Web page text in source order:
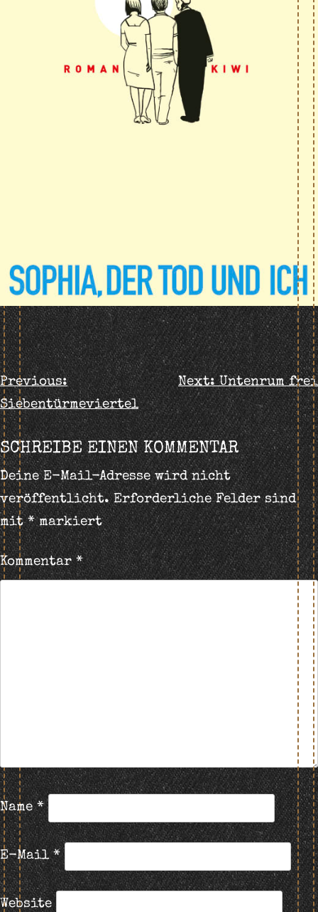
BEITRAGS-
NAVIGATION
Previous:
Siebentürmeviertel
Next: Untenrum frei
SCHREIBE EINEN KOMMENTAR
Deine E-Mail-Adresse wird nicht
veröffentlicht. Erforderliche Felder sind
mit*markiert
Kommentar *
Name*
E-Mail*
Website